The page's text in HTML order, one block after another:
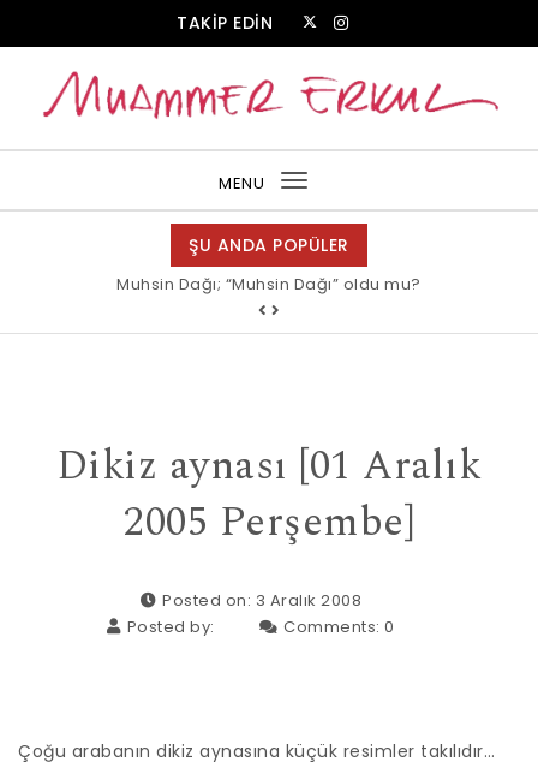
TAKİP EDİN
MENU
Toggle
navigation
ŞU ANDA POPÜLER
Muhsin Dağı; “Muhsin Dağı” oldu mu?
Dikiz aynası [01 Aralık
2005 Perşembe]
Posted on: 3 Aralık 2008
Posted by:
Comments:0
Çoğu arabanın dikiz aynasına küçük resimler takılıdır…